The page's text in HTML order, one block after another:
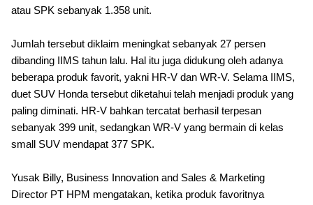
atau SPK sebanyak 1.358 unit.
Jumlah tersebut diklaim meningkat sebanyak 27 persen
dibanding IIMS tahun lalu. Hal itu juga didukung oleh adanya
beberapa produk favorit, yakni HR-V dan WR-V. Selama IIMS,
duet SUV Honda tersebut diketahui telah menjadi produk yang
paling diminati. HR-V bahkan tercatat berhasil terpesan
sebanyak 399 unit, sedangkan WR-V yang bermain di kelas
small SUV mendapat 377 SPK.
Yusak Billy, Business Innovation and Sales & Marketing
Director PT HPM mengatakan, ketika produk favoritnya